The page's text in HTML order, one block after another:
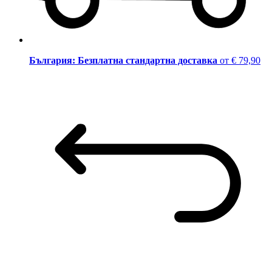
България: Безплатна стандартна доставка от € 79,90